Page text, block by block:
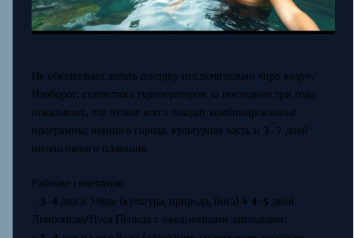
Не обязательно делать поездку исключительно «про воду».
Наоборот, статистика туроператоров за последние три года
показывает, что лучше всего заходят комбинированные
программы: немного города, культурная часть и 3–7 дней
интенсивного плавания.
Рабочие сочетания:
- 3–4 дня в Убуде (культура, природа, йога) + 4–5 дней
Лембонган/Нуса Пенида с ежедневными заплывами;